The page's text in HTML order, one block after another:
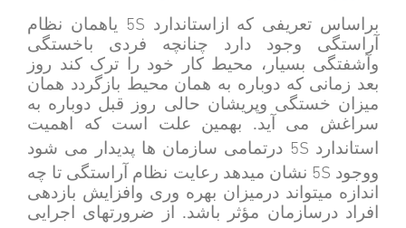
براساس تعریفی که ازاستاندارد 5S یاهمان نظام
آراستگی وجود دارد چنانچه فردی باخستگی
وآشفتگی بسیار، محیط کار خود را ترک کند روز
بعد زمانی که دوباره به همان محیط بازگردد همان
میزان خستگی وپریشان حالی روز قبل دوباره به
سراغش می آید. بهمین علت است که اهمیت
استاندارد 5S درتمامی سازمان ها پدیدار می شود
ووجود 5S نشان میدهد رعایت نظام آراستگی تا چه
اندازه میتواند درمیزان بهره وری وافزایش بازدهی
افراد درسازمان مؤثر باشد. از ضرورتهای اجرایی